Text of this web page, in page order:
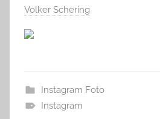
Volker Schering
Instagram Foto
Instagram